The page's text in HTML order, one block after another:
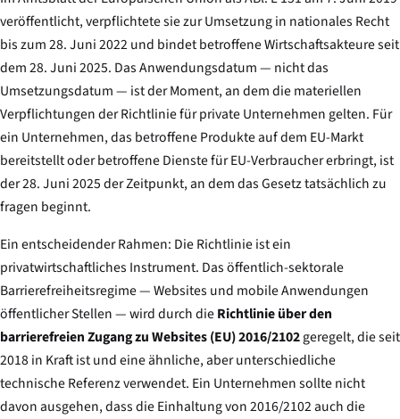
veröffentlicht, verpflichtete sie zur Umsetzung in nationales Recht
bis zum 28. Juni 2022 und bindet betroffene Wirtschaftsakteure seit
dem 28. Juni 2025. Das Anwendungsdatum — nicht das
Umsetzungsdatum — ist der Moment, an dem die materiellen
Verpflichtungen der Richtlinie für private Unternehmen gelten. Für
ein Unternehmen, das betroffene Produkte auf dem EU-Markt
bereitstellt oder betroffene Dienste für EU-Verbraucher erbringt, ist
der 28. Juni 2025 der Zeitpunkt, an dem das Gesetz tatsächlich zu
fragen beginnt.
Ein entscheidender Rahmen: Die Richtlinie ist ein
privatwirtschaftliches Instrument. Das öffentlich-sektorale
Barrierefreiheitsregime — Websites und mobile Anwendungen
öffentlicher Stellen — wird durch dieRichtlinie über den
barrierefreien Zugang zu Websites (EU) 2016/2102geregelt, die seit
2018 in Kraft ist und eine ähnliche, aber unterschiedliche
technische Referenz verwendet. Ein Unternehmen sollte nicht
davon ausgehen, dass die Einhaltung von 2016/2102 auch die